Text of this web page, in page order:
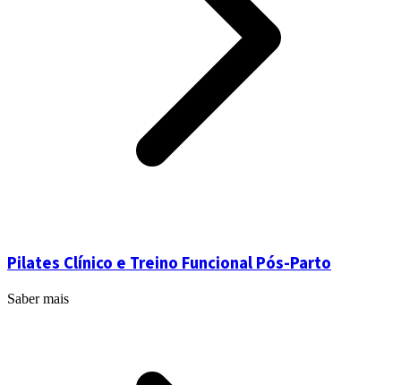
Pilates Clínico e Treino Funcional Pós-Parto
Saber mais